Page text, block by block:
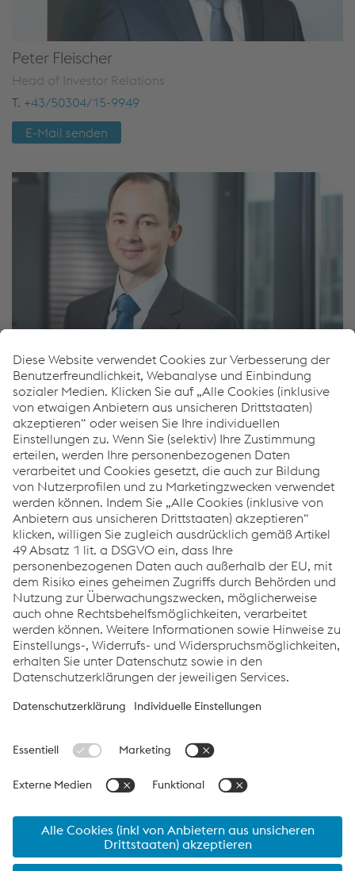
Peter Fleischer
Head of Investor Relations
T. +43/50304/15-9949
E-Mail senden
Gerald Resch
Investor Relations Manager
T.+43/50304/15-3152
E-Mail senden
Downloads
Ad-Hoc Meldung zum GJ 2015/16PDF | 45 KB
Links
Standorte
Produkte
Kontakt
Information für Suppliers
Datenschutz
Sprache